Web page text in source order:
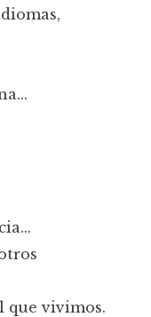
que vivimos.